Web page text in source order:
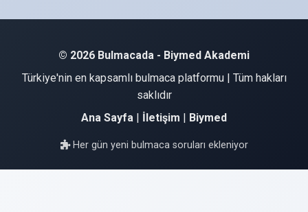
© 2026 Bulmacada - Biymed Akademi
Türkiye'nin en kapsamlı bulmaca platformu | Tüm hakları
saklıdır
Ana Sayfa | İletişim | Biymed
Her gün yeni bulmaca soruları ekleniyor